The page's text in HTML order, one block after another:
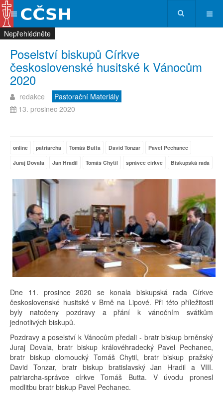
Poselství biskupů Církve
československé husitské k Vánocům
2020
redakce
Pastorační Materiály
13. prosinec 2020
online patriarcha Tomáš Butta David Tonzar
Pavel Pechanec
Juraj Dovala
Jan Hradil Tomáš Chytil správce církve Biskupská rada
Dne 11. prosince 2020 se konala biskupská rada Církve
československé husitské v Brně na Lipové. Při této příležitosti
byly natočeny pozdravy a přání k vánočním svátkům
jednotlivých biskupů.
Pozdravy a poselství k Vánocům předali - bratr biskup brněnský
Juraj Dovala, bratr biskup královéhradecký Pavel Pechanec,
bratr biskup olomoucký Tomáš Chytil, bratr biskup pražský
David Tonzar, bratr biskup bratislavský Jan Hradil a VIII.
patriarcha-správce církve Tomáš Butta. V úvodu pronesl
modlitbu bratr biskup Pavel Pechanec.
Nepřehlédněte
Nepřehlédněte
Nepřehlédněte
Nepřehlédněte